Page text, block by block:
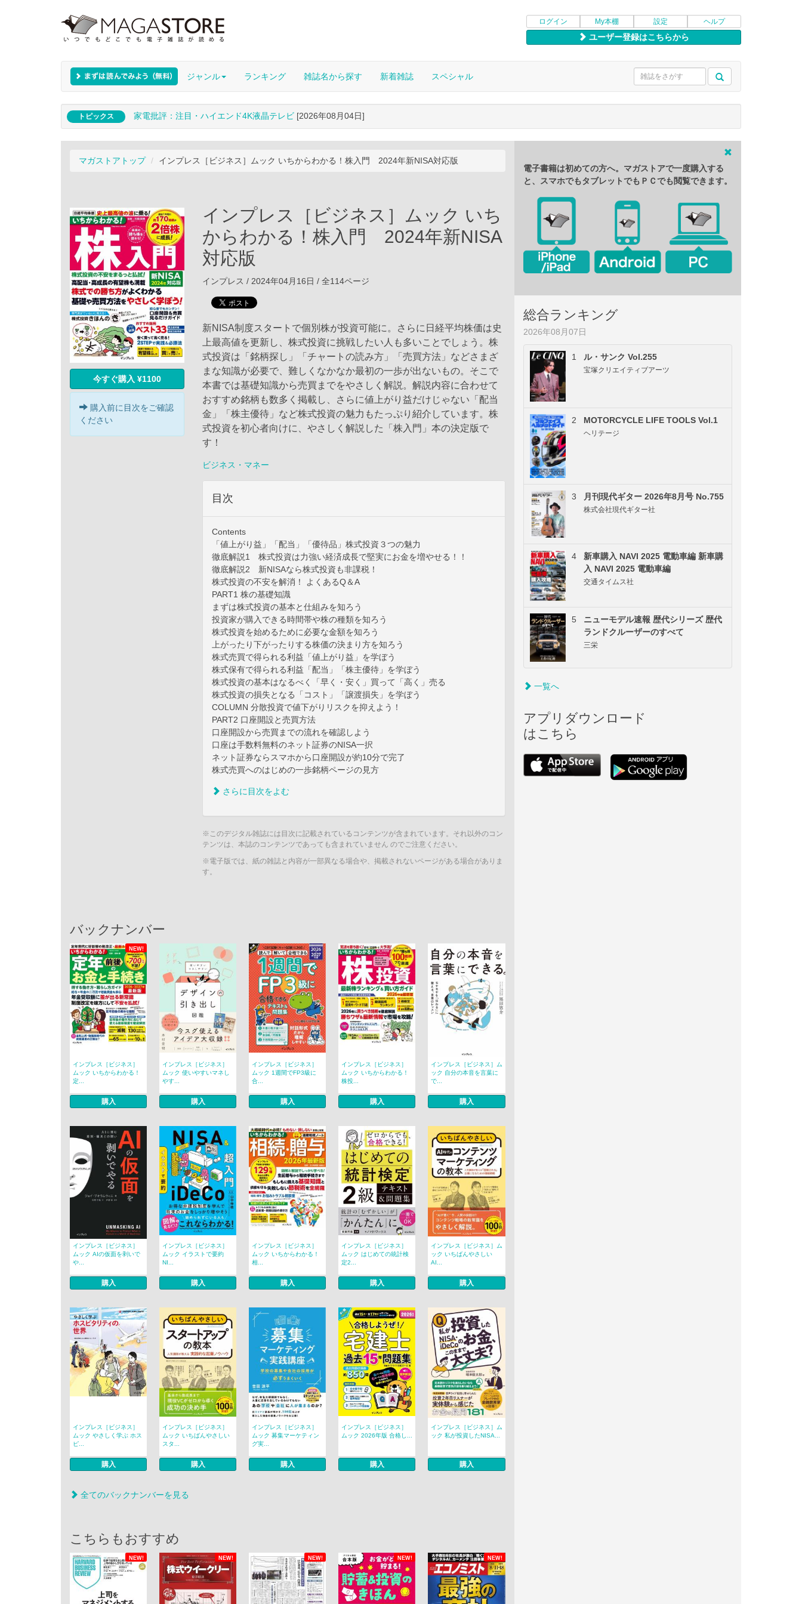
ログイン My本棚 設定 ヘルプ
ユーザー登録はこちらから
ジャンル ランキング 雑誌名から探す 新着雑誌 スペシャル
トピックス 家電批評：注目・ハイエンド4K液晶テレビ [2026年08月04日]
マガストアトップ インプレス［ビジネス］ムック いちからわかる！株入門 2024年新NISA対応版
今すぐ購入 ¥1100
購入前に目次をご確認
ください
インプレス［ビジネス］ムック いち
からわかる！株入門 2024年新NISA
対応版
インプレス / 2024年04月16日 / 全114ページ
新NISA制度スタートで個別株が投資可能に。さらに日経平均株価は史
上最高値を更新し、株式投資に挑戦したい人も多いことでしょう。株
式投資は「銘柄探し」「チャートの読み方」「売買方法」などさまざ
まな知識が必要で、難しくなかなか最初の一歩が出ないもの。そこで
本書では基礎知識から売買までをやさしく解説。解説内容に合わせて
おすすめ銘柄も数多く掲載し、さらに値上がり益だけじゃない「配当
金」「株主優待」など株式投資の魅力もたっぷり紹介しています。株
式投資を初心者向けに、やさしく解説した「株入門」本の決定版で
す！
ビジネス・マネー
目次
Contents
「値上がり益」「配当」「優待品」株式投資３つの魅力
徹底解説1 株式投資は力強い経済成長で堅実にお金を増やせる！！
徹底解説2 新NISAなら株式投資も非課税！
株式投資の不安を解消！ よくあるQ＆A
PART1 株の基礎知識
まずは株式投資の基本と仕組みを知ろう
投資家が購入できる時間帯や株の種類を知ろう
株式投資を始めるために必要な金額を知ろう
上がったり下がったりする株価の決まり方を知ろう
株式売買で得られる利益「値上がり益」を学ぼう
株式保有で得られる利益「配当」「株主優待」を学ぼう
株式投資の基本はなるべく「早く・安く」買って「高く」売る
株式投資の損失となる「コスト」「譲渡損失」を学ぼう
COLUMN 分散投資で値下がりリスクを抑えよう！
PART2 口座開設と売買方法
口座開設から売買までの流れを確認しよう
口座は手数料無料のネット証券のNISA一択
ネット証券ならスマホから口座開設が約10分で完了
株式売買へのはじめの一歩銘柄ページの見方
さらに目次をよむ
※このデジタル雑誌には目次に記載されているコンテンツが含まれています。それ以外のコン
テンツは、本誌のコンテンツであっても含まれていません のでご注意ください。
※電子版では、紙の雑誌と内容が一部異なる場合や、掲載されないページがある場合がありま
す。
バックナンバー
NEW!
インプレス［ビジネス］
ムック いちからわかる！
定...
購入
インプレス［ビジネス］
ムック 使いやすいマネし
やす...
購入
インプレス［ビジネス］
ムック 1週間でFP3級に
合...
購入
インプレス［ビジネス］
ムック いちからわかる！
株投...
購入
インプレス［ビジネス］ム
ック 自分の本音を言葉に
で...
購入
インプレス［ビジネス］
ムック AIの仮面を剥いで
や...
購入
インプレス［ビジネス］
ムック イラストで要約
NI...
購入
インプレス［ビジネス］
ムック いちからわかる！
相...
購入
インプレス［ビジネス］
ムック はじめての統計検
定2...
購入
インプレス［ビジネス］ム
ック いちばんやさしい
AI...
購入
インプレス［ビジネス］
ムック やさしく学ぶ ホス
ピ...
購入
インプレス［ビジネス］
ムック いちばんやさしい
スタ...
購入
インプレス［ビジネス］
ムック 募集マーケティン
グ実...
購入
インプレス［ビジネス］
ムック 2026年版 合格し...
購入
インプレス［ビジネス］ム
ック 私が投資したNISA...
購入
全てのバックナンバーを見る
こちらもおすすめ
NEW! NEW! NEW! NEW! NEW!
電子書籍は初めての方へ。マガストアで一度購入する
と、スマホでもタブレットでもＰＣでも閲覧できます。
総合ランキング
2026年08月07日
1 ル・サンク Vol.255
宝塚クリエイティブアーツ
2 MOTORCYCLE LIFE TOOLS Vol.1
ヘリテージ
3 月刊現代ギター 2026年8月号 No.755
株式会社現代ギター社
4
新車購入 NAVI 2025 電動車編 新車購
入 NAVI 2025 電動車編
交通タイムス社
5
ニューモデル速報 歴代シリーズ 歴代
ランドクルーザーのすべて
三栄
一覧へ
アプリダウンロード
はこちら